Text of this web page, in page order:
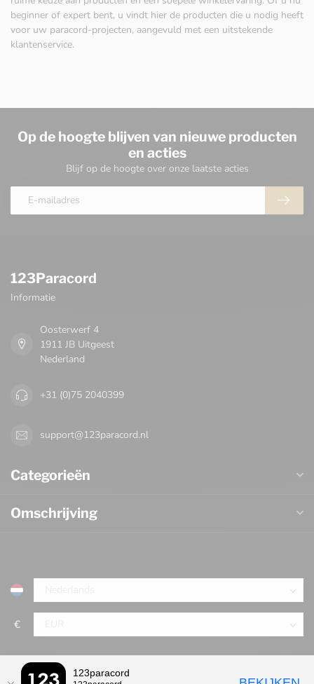
beginner of expert bent, u vindt hier de producten die u nodig heeft
voor uw paracord-projecten, aangevuld met een uitstekende
klantenservice.
Op de hoogte blijven van nieuwe producten
en acties
Blijf op de hoogte over onze laatste acties
123Paracord
Informatie
Oosterwerf 4
1911 JB Uitgeest
Nederland
+31 (0)75 2040399
support@123paracord.nl
Categorieën
Omschrijving
€
123paracord